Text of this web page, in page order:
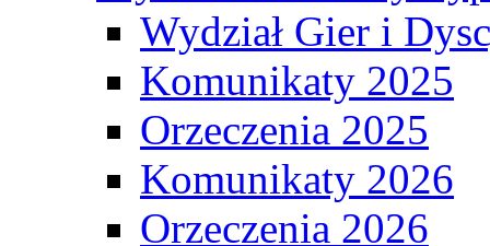
Wydział Gier i
Komunikaty 2025
Orzeczenia 2025
Komunikaty 2026
Orzeczenia 2026